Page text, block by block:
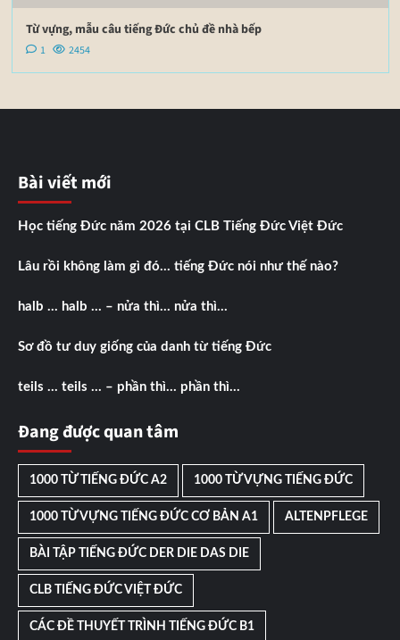
Từ vựng, mẫu câu tiếng Đức chủ đề nhà bếp
1 2454
Bài viết mới
Học tiếng Đức năm 2026 tại CLB Tiếng Đức Việt Đức
Lâu rồi không làm gì đó… tiếng Đức nói như thế nào?
halb … halb … – nửa thì… nửa thì…
Sơ đồ tư duy giống của danh từ tiếng Đức
teils … teils … – phần thì… phần thì…
Đang được quan tâm
1000 TỪ TIẾNG ĐỨC A2 1000 TỪ VỰNG TIẾNG ĐỨC
1000 TỪ VỰNG TIẾNG ĐỨC CƠ BẢN A1 ALTENPFLEGE
BÀI TẬP TIẾNG ĐỨC DER DIE DAS DIE
CLB TIẾNG ĐỨC VIỆT ĐỨC
CÁC ĐỀ THUYẾT TRÌNH TIẾNG ĐỨC B1